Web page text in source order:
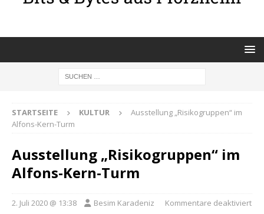
STARTSEITE KULTUR
Ausstellung „Risikogruppen“ im
Alfons-Kern-Turm
Ausstellung „Risikogruppen“ im
Alfons-Kern-Turm
2. Juli 2020 @ 13:38 Besim Karadeniz Kommentare deaktiviert